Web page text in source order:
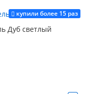
купили более 15 раз
Дуб светлый